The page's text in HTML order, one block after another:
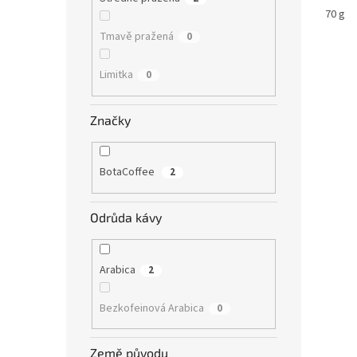
Tmavě pražená 0
Limitka 0
Značky
BotaCoffee 2
Odrůda kávy
Arabica 2
Bezkofeinová Arabica 0
Země původu
70 g